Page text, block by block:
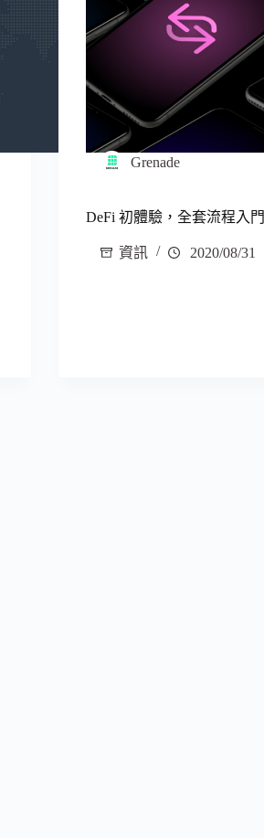
Grenade
DeFi 初體驗，全套流程入門
資訊 2020/08/31